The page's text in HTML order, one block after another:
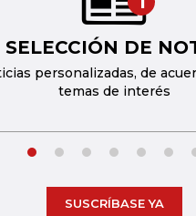
SELECCIÓN DE
personalizadas, de
temas de interés
SUSCRÍBASE YA